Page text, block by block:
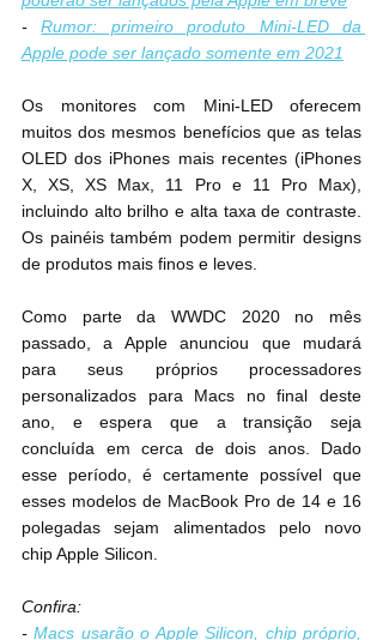
- Rumor: primeiro produto Mini-LED da
Apple pode ser lançado somente em 2021
Os monitores com Mini-LED oferecem
muitos dos mesmos benefícios que as telas
OLED dos iPhones mais recentes (iPhones
X, XS, XS Max, 11 Pro e 11 Pro Max),
incluindo alto brilho e alta taxa de contraste.
Os painéis também podem permitir designs
de produtos mais finos e leves.
Como parte da WWDC 2020 no mês
passado, a Apple anunciou que mudará
para seus próprios processadores
personalizados para Macs no final deste
ano, e espera que a transição seja
concluída em cerca de dois anos. Dado
esse período, é certamente possível que
esses modelos de MacBook Pro de 14 e 16
polegadas sejam alimentados pelo novo
chip Apple Silicon.
Confira:
- Macs usarão o Apple Silicon, chip próprio,